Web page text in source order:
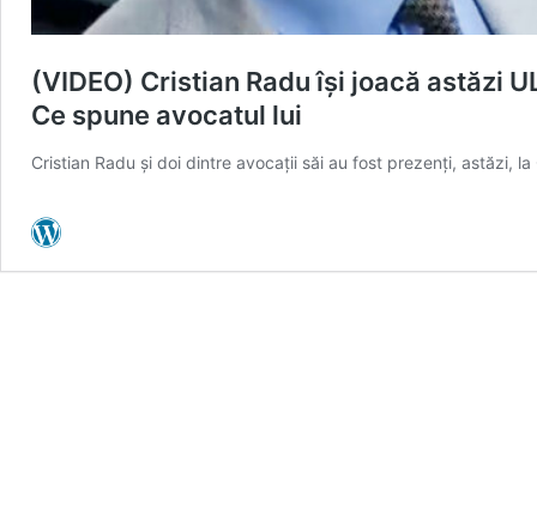
(VIDEO) Cristian Radu își joacă astăzi
Ce spune avocatul lui
Cristian Radu și doi dintre avocații săi au fost prezenți, astăzi,